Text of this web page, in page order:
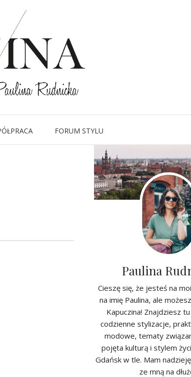
FORUM STYLU
Paulina
Cieszę się, że jesteś na
na imię Paulina, ale
Kapuczina! Znajdziesz
codzienne stylizacje,
modowe, tematy
pojęta kulturą i stylem
Gdańsk w tle. Mam
ze mną na